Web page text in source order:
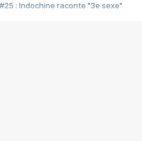
#25 : Indochine raconte "3e sexe"